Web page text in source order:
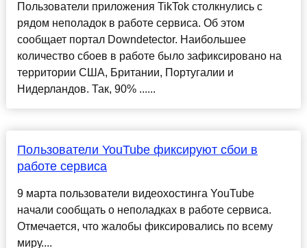
Пользователи приложения TikTok столкнулись с
рядом неполадок в работе сервиса. Об этом
сообщает портал Downdetector. Наибольшее
количество сбоев в работе было зафиксировано на
территории США, Британии, Португалии и
Нидерландов. Так, 90% ......
Пользователи YouTube фиксируют сбои в
работе сервиса
9 марта пользователи видеохостинга YouTube
начали сообщать о неполадках в работе сервиса.
Отмечается, что жалобы фиксировались по всему
миру....